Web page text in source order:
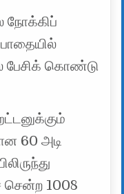
நோக்கிப்
பேசிக் கொண்டு
60 அடி
சென்ற 1008